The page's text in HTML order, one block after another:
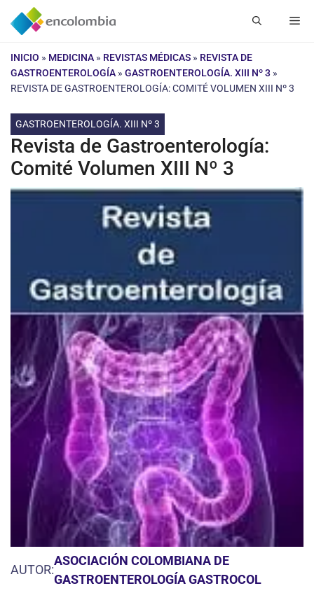
Saltar
INICIO » MEDICINA » REVISTAS MÉDICAS » REVISTA DE
GASTROENTEROLOGÍA » GASTROENTEROLOGÍA. XIII Nº 3 »
REVISTA DE GASTROENTEROLOGÍA: COMITÉ VOLUMEN XIII Nº 3
GASTROENTEROLOGÍA. XIII Nº 3
Revista de Gastroenterología:
Comité Volumen XIII Nº 3
AUTOR:
ASOCIACIÓN COLOMBIANA DE
GASTROENTEROLOGÍA GASTROCOL